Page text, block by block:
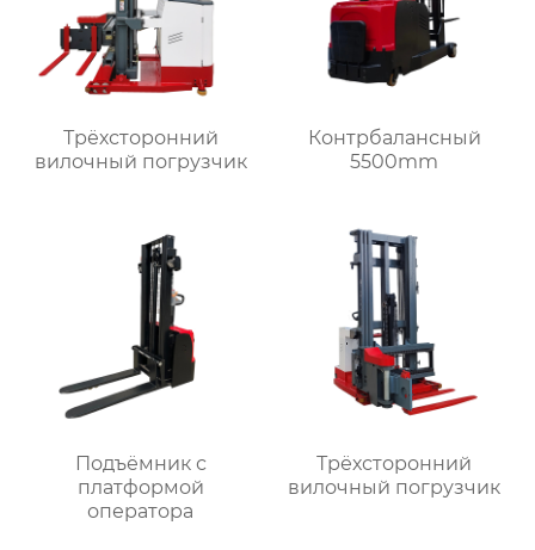
Трёхсторонний
вилочный погрузчик
Контрбалансный
5500mm
Подъёмник с
платформой
оператора
Трёхсторонний
вилочный погрузчик